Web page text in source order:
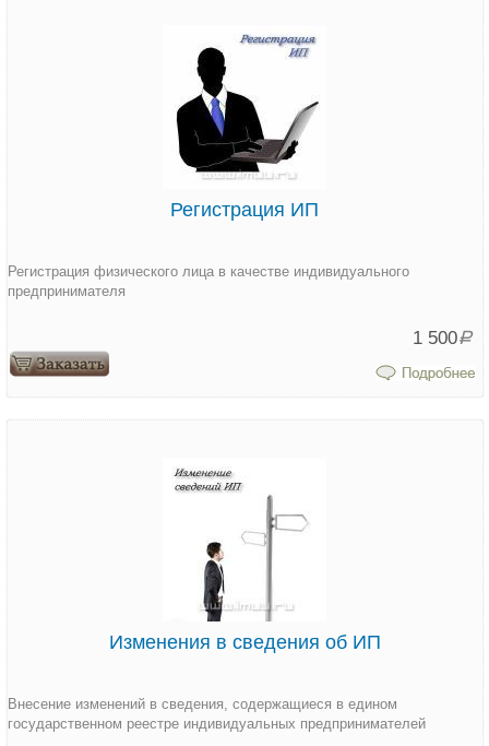
Регистрация ИП
Регистрация физического лица в качестве индивидуального
предпринимателя
1 500Р
Изменения в сведения об ИП
Внесение изменений в сведения, содержащиеся в едином
государственном реестре индивидуальных предпринимателей